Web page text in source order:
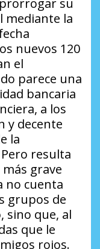
su
mediante la
nuevos 120
el
parece una
bancaria
a los
y decente
la
resulta
grave
no cuenta
grupos de
sino que, al
que le
rojos.